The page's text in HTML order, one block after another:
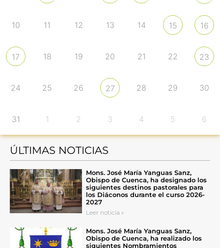
10 11 12 13 14 15 16
17 18 19 20 21 22 23
24 25 26 27 28 29 30
31 1 2 3 4 5 6
ÚLTIMAS NOTICIAS
Mons. José María Yanguas Sanz,
Obispo de Cuenca, ha designado los
siguientes destinos pastorales para
los Diáconos durante el curso 2026-
2027
Leer noticia »
Mons. José María Yanguas Sanz,
Obispo de Cuenca, ha realizado los
siguientes Nombramientos